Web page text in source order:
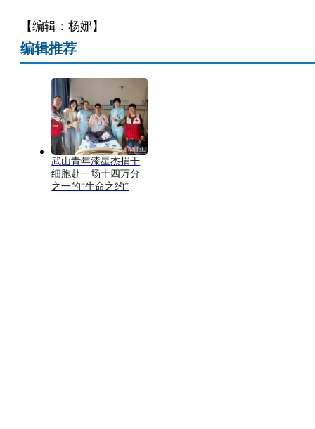
【编辑：杨娜】
编辑推荐
武山青年漆星杰捐干
细胞赴一场十四万分
之一的“生命之约”